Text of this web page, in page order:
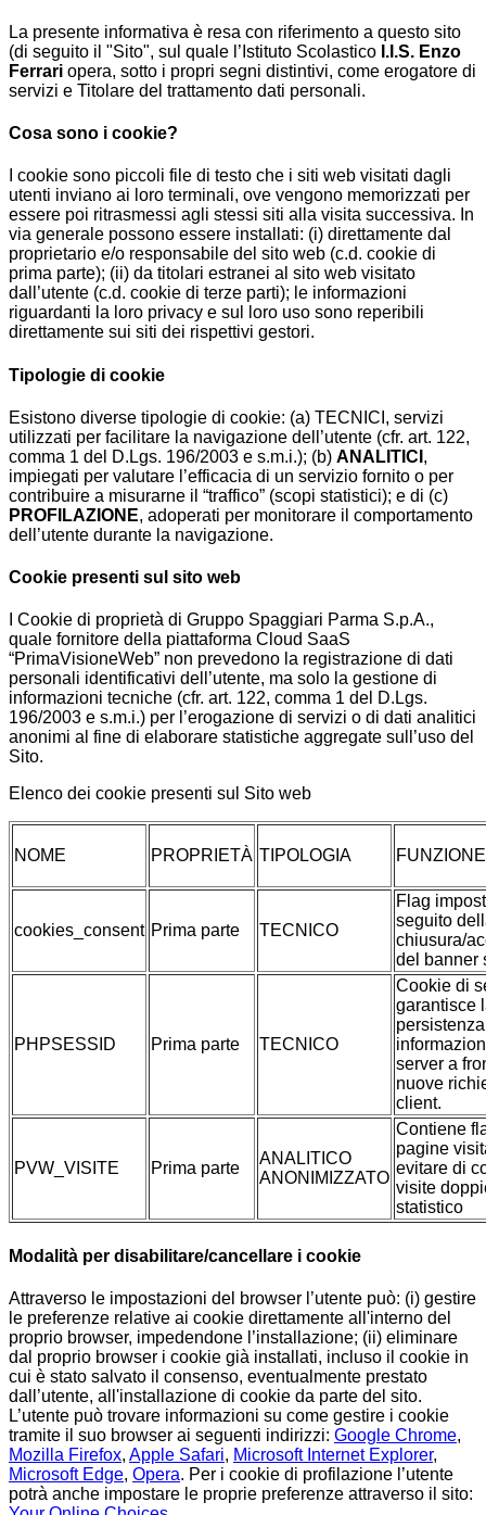
La presente informativa è resa con riferimento a questo sito
(di seguito il "Sito", sul quale l’Istituto Scolastico I.I.S. Enzo
Ferrari opera, sotto i propri segni distintivi, come erogatore di
servizi e Titolare del trattamento dati personali.
Cosa sono i cookie?
I cookie sono piccoli file di testo che i siti web visitati dagli
utenti inviano ai loro terminali, ove vengono memorizzati per
essere poi ritrasmessi agli stessi siti alla visita successiva. In
via generale possono essere installati: (i) direttamente dal
proprietario e/o responsabile del sito web (c.d. cookie di
prima parte); (ii) da titolari estranei al sito web visitato
dall’utente (c.d. cookie di terze parti); le informazioni
riguardanti la loro privacy e sul loro uso sono reperibili
direttamente sui siti dei rispettivi gestori.
Tipologie di cookie
Esistono diverse tipologie di cookie: (a) TECNICI, servizi
utilizzati per facilitare la navigazione dell’utente (cfr. art. 122,
comma 1 del D.Lgs. 196/2003 e s.m.i.); (b) ANALITICI ,
impiegati per valutare l’efficacia di un servizio fornito o per
contribuire a misurarne il “traffico” (scopi statistici); e di (c)
PROFILAZIONE, adoperati per monitorare il comportamento
dell’utente durante la navigazione.
Cookie presenti sul sito web
I Cookie di proprietà di Gruppo Spaggiari Parma S.p.A.,
quale fornitore della piattaforma Cloud SaaS
“PrimaVisioneWeb” non prevedono la registrazione di dati
personali identificativi dell’utente, ma solo la gestione di
informazioni tecniche (cfr. art. 122, comma 1 del D.Lgs.
196/2003 e s.m.i.) per l’erogazione di servizi o di dati analitici
anonimi al fine di elaborare statistiche aggregate sull’uso del
Sito.
Elenco dei cookie presenti sul Sito web
NOME PROPRIETÀ TIPOLOGIA FUNZIONE
cookies_consent Prima parte TECNICO
Flag
seguito
chiusura/
del banner
PHPSESSID Prima parte TECNICO
Cookie di
garantisce
server a
nuove
client.
PVW_VISITE Prima parte
ANALITICO
ANONIMIZZATO
Contiene
pagine
evitare di
visite
statistico
Modalità per disabilitare/cancellare i cookie
Attraverso le impostazioni del browser l’utente può: (i) gestire
le preferenze relative ai cookie direttamente all'interno del
proprio browser, impedendone l’installazione; (ii) eliminare
dal proprio browser i cookie già installati, incluso il cookie in
cui è stato salvato il consenso, eventualmente prestato
dall’utente, all'installazione di cookie da parte del sito.
L’utente può trovare informazioni su come gestire i cookie
tramite il suo browser ai seguenti indirizzi: Google Chrome,
Mozilla Firefox, Apple Safari, Microsoft Internet Explorer,
Microsoft Edge, Opera. Per i cookie di profilazione l’utente
potrà anche impostare le proprie preferenze attraverso il sito: